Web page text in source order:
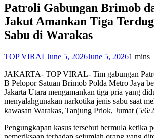
Patroli Gabungan Brimob
Jakut Amankan Tiga
Sabu di Warakas
TOP VIRALJune 5, 2026June 5, 20261 mins
JAKARTA- TOP VIRAL- Tim gabungan
B Pelopor Satuan Brimob Polda Metro Jaya
Jakarta Utara mengamankan tiga pria yang
menyalahgunakan narkotika jenis sabu saat
kawasan Warakas, Tanjung Priok, Jumat (5/6/
Pengungkapan kasus tersebut bermula ketika